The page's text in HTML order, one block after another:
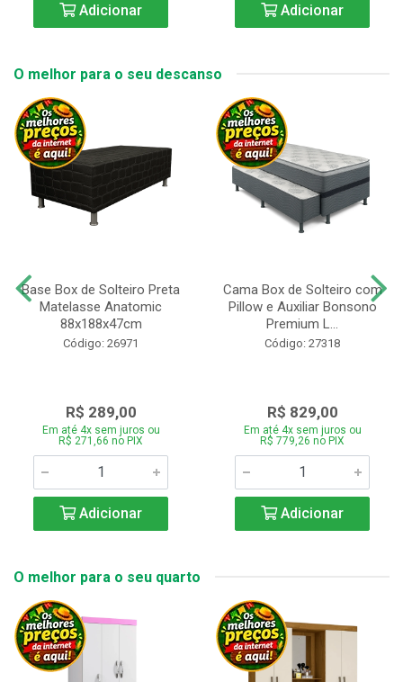
Adicionar Adicionar
O melhor para o seu descanso
Base Box de Solteiro Preta
Matelasse Anatomic
88x188x47cm
Código: 26971
R$ 289,00
Em até 4x sem juros ou
R$ 271,66 no PIX
Adicionar
Cama Box de Solteiro com
Pillow e Auxiliar Bonsono
Premium L...
Código: 27318
R$ 829,00
Em até 4x sem juros ou
R$ 779,26 no PIX
Adicionar
O melhor para o seu quarto